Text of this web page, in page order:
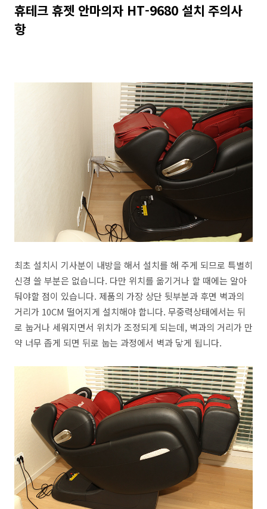
휴테크 휴젯 안마의자 HT-9680 설치 주의사
항
최초 설치시 기사분이 내방을 해서 설치를 해 주게 되므로 특별히
신경 쓸 부분은 없습니다. 다만 위치를 옮기거나 할 때에는 알아
둬야할 점이 있습니다. 제품의 가장 상단 뒷부분과 후면 벽과의
거리가 10CM 떨어지게 설치해야 합니다. 무중력상태에서는 뒤
로 눕거나 세워지면서 위치가 조정되게 되는데, 벽과의 거리가 만
약 너무 좁게 되면 뒤로 눕는 과정에서 벽과 닿게 됩니다.